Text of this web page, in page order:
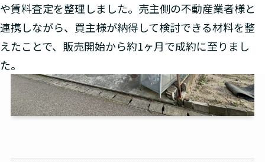
や賃料査定を整理しました。売主側の不動産業者様と
連携しながら、買主様が納得して検討できる材料を整
えたことで、販売開始から約1ヶ月で成約に至りまし
た。